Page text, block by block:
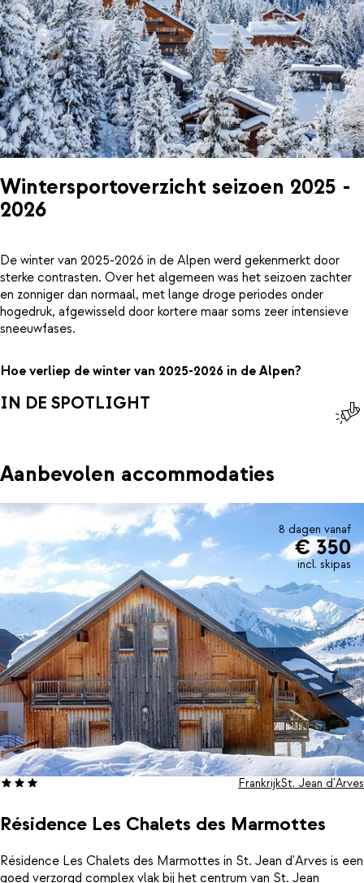
Wintersportoverzicht seizoen 2025 -
2026
De winter van 2025-2026 in de Alpen werd gekenmerkt door
sterke contrasten. Over het algemeen was het seizoen zachter
en zonniger dan normaal, met lange droge periodes onder
hogedruk, afgewisseld door kortere maar soms zeer intensieve
sneeuwfases.
Hoe verliep de winter van 2025-2026 in de Alpen?
IN DE SPOTLIGHT
Aanbevolen accommodaties
8 dagen vanaf
€ 350
incl. skipas
Résidence Les Chalets des Marmottes
FrankrijkSt. Jean d'Arves
Résidence Les Chalets des Marmottes in St. Jean d'Arves is een
goed verzorgd complex vlak bij het centrum van St. Jean